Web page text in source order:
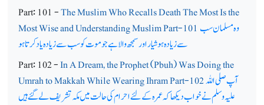
Part: 101 -The Muslim Who Recalls Death The Most Is the
Most Wise and Understanding Muslim Part-101 وہ مسلمان سب
سے زیادہ ہوشیار اور سمجھ والا ہے جو موت کو سب سے زیادہ یاد کرتا ہو
Part: 102 -In A Dream, the Prophet (Pbuh) Was Doing the
Umrah to Makkah While Wearing Ihram Part-102آپ صلی اللہ
علیہ وسلم نے خواب دیکھا کہ عمرہ کے لئے احرام کی حالت میں مکہ تشریف لے گئے ہیں